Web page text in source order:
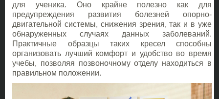
для ученика. Оно крайне полезно как для
предупреждения развития болезней опорно-
двигательной системы, снижения зрения, так и в уже
обнаруженных случаях данных заболеваний.
Практичные образцы таких кресел способны
организовать лучший комфорт и удобство во время
учебы, позволяя позвоночному отделу находиться в
правильном положении.